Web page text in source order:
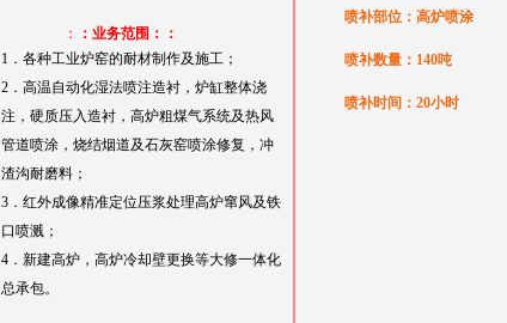
：
：业务范围：：
1．各种工业炉窑的耐材制作及施工；
2．高温自动化湿法喷注造衬，炉缸整体浇
注，硬质压入造衬，高炉粗煤气系统及热风
管道喷涂，烧结烟道及石灰窑喷涂修复，冲
渣沟耐磨料；
3．红外成像精准定位压浆处理高炉窜风及铁
口喷溅；
4．新建高炉，高炉冷却壁更换等大修一体化
总承包。
喷补部位：高炉喷涂
喷补数量：140吨
喷补时间：20小时